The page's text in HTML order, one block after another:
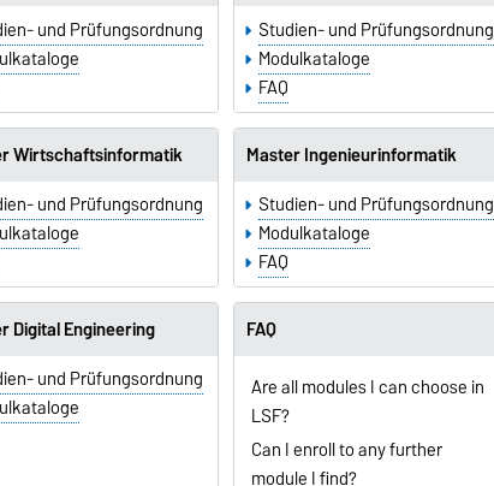
und Prüfungsordnung
Studien- und Prüfungsordnung
Modulkataloge
FAQ
Wirtschaftsinformatik
und Prüfungsordnung
Master Ingenieurinformatik
Studien- und Prüfungsordnung
Modulkataloge
FAQ
Digital Engineering
und Prüfungsordnung
FAQ
Are all modules I can choose in
LSF?
Can I enroll to any further
module I find?